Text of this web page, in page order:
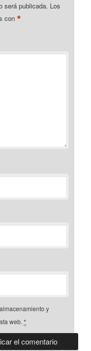
será publicada. Los
con*
y
web.*